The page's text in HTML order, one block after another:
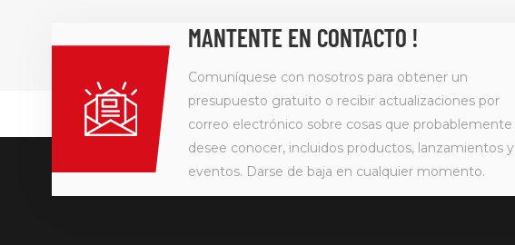
MANTENTE EN CONTACTO !
Comuníquese con nosotros para obtener un
presupuesto gratuito o recibir actualizaciones por
correo electrónico sobre cosas que probablemente
desee conocer, incluidos productos, lanzamientos y
eventos. Darse de baja en cualquier momento.